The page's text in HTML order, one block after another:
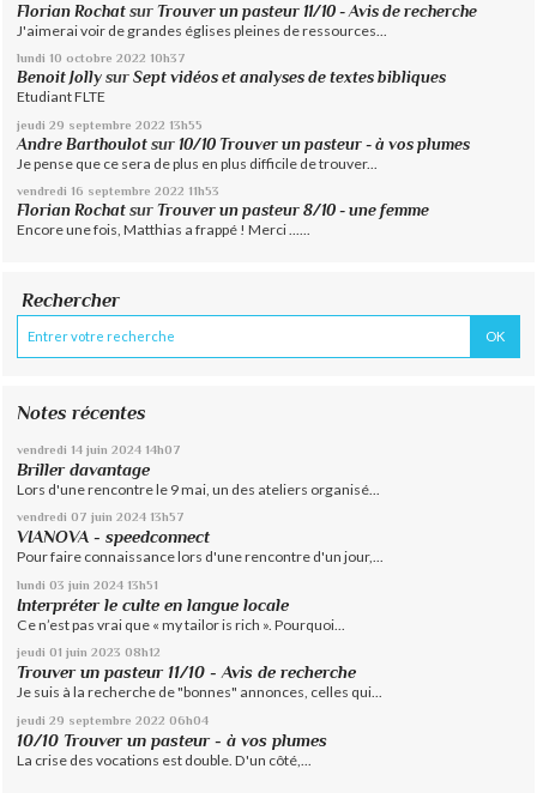
Florian Rochat surTrouver un pasteur 11/10 - Avis de recherche
J'aimerai voir de grandes églises pleines de ressources...
lundi 10 octobre 2022 10h37
Benoit Jolly surSept vidéos et analyses de textes bibliques
Etudiant FLTE
jeudi 29 septembre 2022 13h55
Andre Barthoulot sur10/10 Trouver un pasteur - à vos plumes
Je pense que ce sera de plus en plus difficile de trouver...
vendredi 16 septembre 2022 11h53
Florian Rochat surTrouver un pasteur 8/10 - une femme
Encore une fois, Matthias a frappé ! Merci ......
Rechercher
Notes récentes
vendredi 14 juin 2024 14h07
Briller davantage
Lors d'une rencontre le 9 mai, un des ateliers organisé...
vendredi 07 juin 2024 13h57
VIANOVA - speedconnect
Pour faire connaissance lors d'une rencontre d'un jour,...
lundi 03 juin 2024 13h51
Interpréter le culte en langue locale
Ce n’est pas vrai que « my tailor is rich ». Pourquoi...
jeudi 01 juin 2023 08h12
Trouver un pasteur 11/10 - Avis de recherche
Je suis à la recherche de "bonnes" annonces, celles qui...
jeudi 29 septembre 2022 06h04
10/10 Trouver un pasteur - à vos plumes
La crise des vocations est double. D'un côté,...